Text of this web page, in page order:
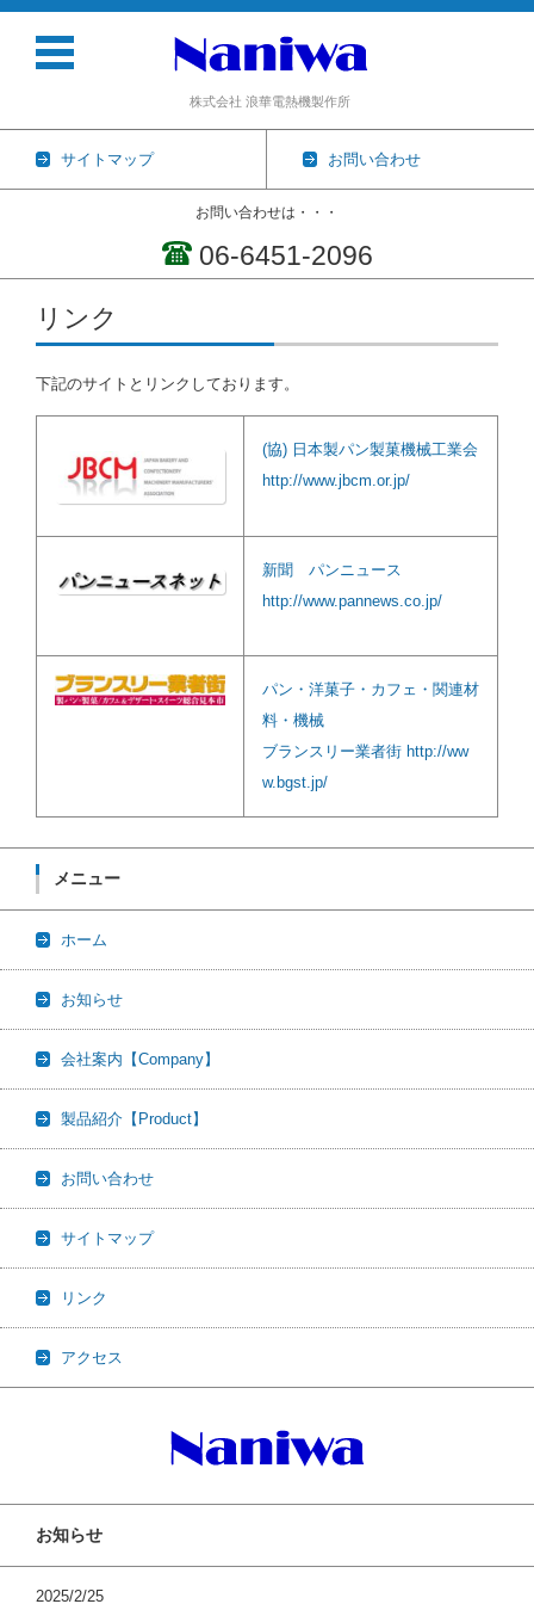
株式会社 浪華電熱機製作所
サイトマップ お問い合わせ
お問い合わせは・・・
06-6451-2096
コンテンツに移動
リンク
下記のサイトとリンクしております。
(協) 日本製パン製菓機械工業会
http://www.jbcm.or.jp/
新聞 パンニュース
http://www.pannews.co.jp/
パン・洋菓子・カフェ・関連材
料・機械
ブランスリー業者街 http://ww
w.bgst.jp/
メニュー
ホーム
お知らせ
会社案内【Company】
製品紹介【Product】
お問い合わせ
サイトマップ
リンク
アクセス
お知らせ
2025/2/25